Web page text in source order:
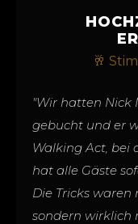
🥂
"Wir hatten Nick
gebucht und er
Walking Act, bei
hat alle Gäste
Die Tricks
sondern wirklich